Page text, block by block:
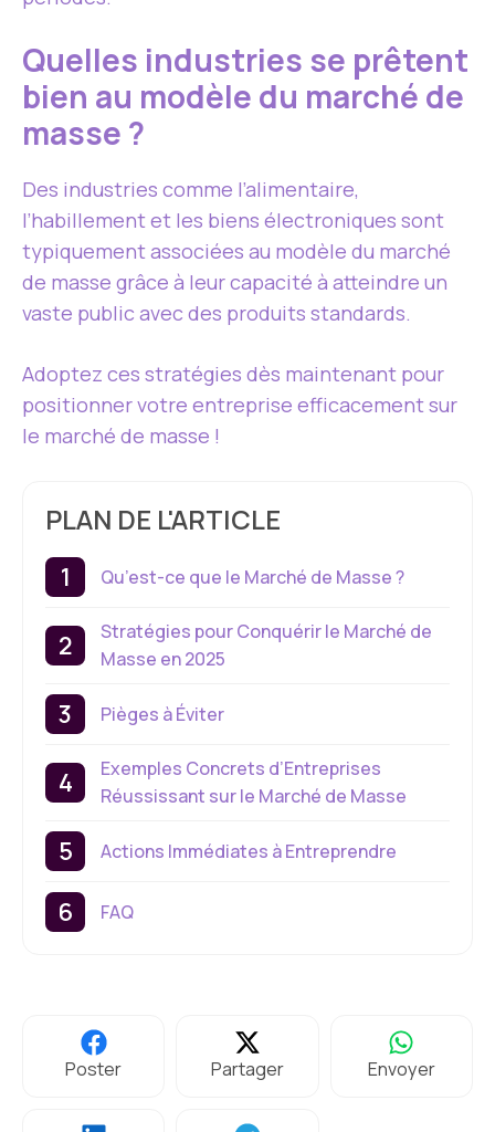
Quelles industries se prêtent
bien au modèle du marché de
masse ?
Des industries comme l’alimentaire,
l’habillement et les biens électroniques sont
typiquement associées au modèle du marché
de masse grâce à leur capacité à atteindre un
vaste public avec des produits standards.
Adoptez ces stratégies dès maintenant pour
positionner votre entreprise efficacement sur
le marché de masse !
PLAN DE L'ARTICLE
Qu’est-ce que le Marché de Masse ?
Stratégies pour Conquérir le Marché de
Masse en 2025
Pièges à Éviter
Exemples Concrets d’Entreprises
Réussissant sur le Marché de Masse
Actions Immédiates à Entreprendre
FAQ
Poster Partager Envoyer